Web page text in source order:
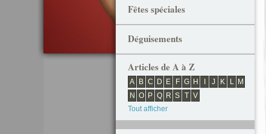
Fêtes spéciales
Déguisements
Articles de A à Z
A B C D E F G H J K L
M
N O P Q R S T V
Tout afficher